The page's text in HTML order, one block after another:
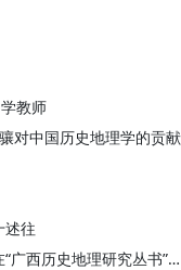
教师
对中国历史地理学的贡献
往
葛剑雄：中国历史地理的广西表达——写在“广西历史地理研究丛书”出版之际